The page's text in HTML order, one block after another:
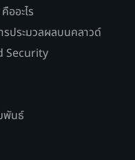
ออะไร
ประมวลผลบนคลาวด์
Security
พันธ์